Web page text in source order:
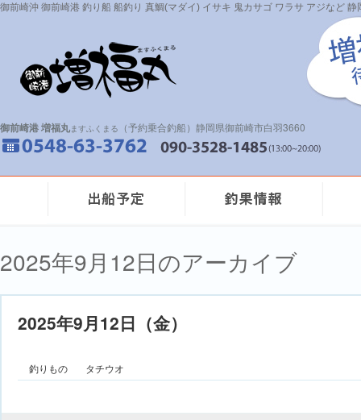
御前崎沖 御前崎港 釣り船 船釣り 真鯛(マダイ) イサキ 鬼カサゴ ワラサ アジなど
御前崎港 増福丸ますふくまる （予約乗合釣船）静岡県御前崎市白羽3660
2025年9月12日のアーカイブ
2025年9月12日（金）
釣りもの タチウオ